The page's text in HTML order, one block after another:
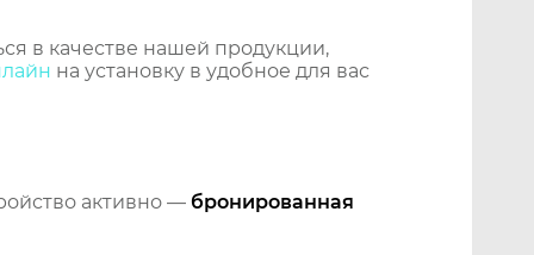
в качестве нашей продукции,
на установку в удобное для вас
активно — бронированная